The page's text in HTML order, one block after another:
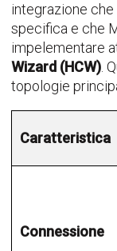
integrazione
specifica e che
impelementare
Wizard (HCW).
topologie
Caratteristica
Connessione